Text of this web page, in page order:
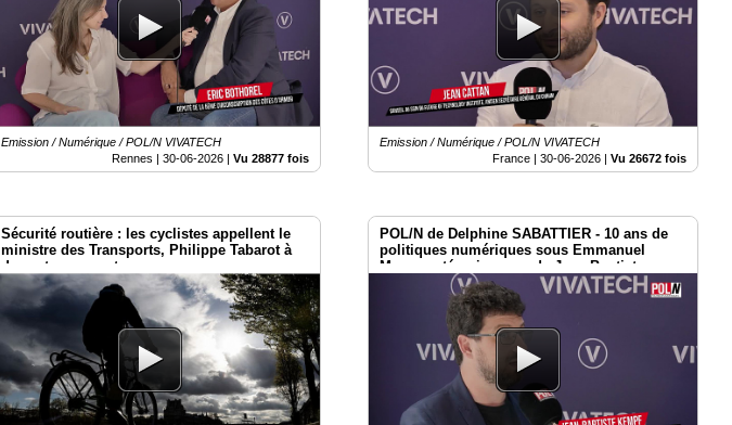
Emission / Numérique / POL/N VIVATECH
Rennes | 30-06-2026| Vu 28877 fois
Emission / Numérique / POL/N VIVATECH
France |30-06-2026 |Vu 26672 fois
Sécurité routière : les cyclistes appellent le
ministre des Transports, Philippe Tabarot à
des actes concrets
POL/N de Delphine SABATTIER - 10 ans de
politiques numériques sous Emmanuel
Macron : témoignages de Jean-Baptiste
Kempf à Vivatech 2026